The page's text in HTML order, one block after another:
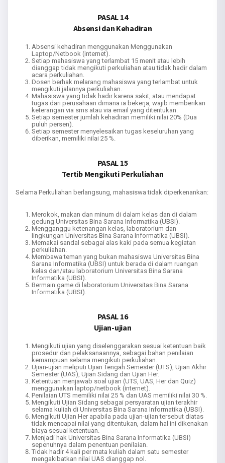
PASAL 14
Absensi dan Kehadiran
Absensi kehadiran menggunakan Menggunakan
Laptop/Netbook (internet).
Setiap mahasiswa yang terlambat 15 menit atau lebih
dianggap tidak mengikuti perkuliahan atau tidak hadir dalam
acara perkuliahan.
Dosen berhak melarang mahasiswa yang terlambat untuk
mengikuti jalannya perkuliahan.
Mahasiswa yang tidak hadir karena sakit, atau mendapat
tugas dari perusahaan dimana ia bekerja, wajib memberikan
keterangan via sms atau via email yang ditentukan.
Setiap semester jumlah kehadiran memiliki nilai 20% (Dua
puluh persen).
Setiap semester menyelesaikan tugas keseluruhan yang
diberikan, memiliki nilai 25 %.
PASAL 15
Tertib Mengikuti Perkuliahan
Selama Perkuliahan berlangsung, mahasiswa tidak diperkenankan:
Merokok, makan dan minum di dalam kelas dan di dalam
gedung Universitas Bina Sarana Informatika (UBSI).
Mengganggu ketenangan kelas, laboratorium dan
lingkungan Universitas Bina Sarana Informatika (UBSI).
Memakai sandal sebagai alas kaki pada semua kegiatan
perkuliahan.
Membawa teman yang bukan mahasiswa Universitas Bina
Sarana Informatika (UBSI) untuk berada di dalam ruangan
kelas dan/atau laboratorium Universitas Bina Sarana
Informatika (UBSI).
Bermain game di laboratorium Universitas Bina Sarana
Informatika (UBSI).
PASAL 16
Ujian-ujian
Mengikuti ujian yang diselenggarakan sesuai ketentuan baik
prosedur dan pelaksanaannya, sebagai bahan penilaian
kemampuan selama mengikuti perkuliahan.
Ujian-ujian meliputi Ujian Tengah Semester (UTS), Ujian Akhir
Semester (UAS), Ujian Sidang dan Ujian Her.
Ketentuan menjawab soal ujian (UTS, UAS, Her dan Quiz)
menggunakan laptop/netbook (internet).
Penilaian UTS memiliki nilai 25 % dan UAS memiliki nilai 30 %.
Mengikuti Ujian Sidang sebagai persyaratan ujian terakhir
selama kuliah di Universitas Bina Sarana Informatika (UBSI).
Mengikuti Ujian Her apabila pada ujian-ujian tersebut diatas
tidak mencapai nilai yang ditentukan, dalam hal ini dikenakan
biaya sesuai ketentuan.
Menjadi hak Universitas Bina Sarana Informatika (UBSI)
sepenuhnya dalam penentuan penilaian.
Tidak hadir 4 kali per mata kuliah dalam satu semester
mengakibatkan nilai UAS dianggap nol.